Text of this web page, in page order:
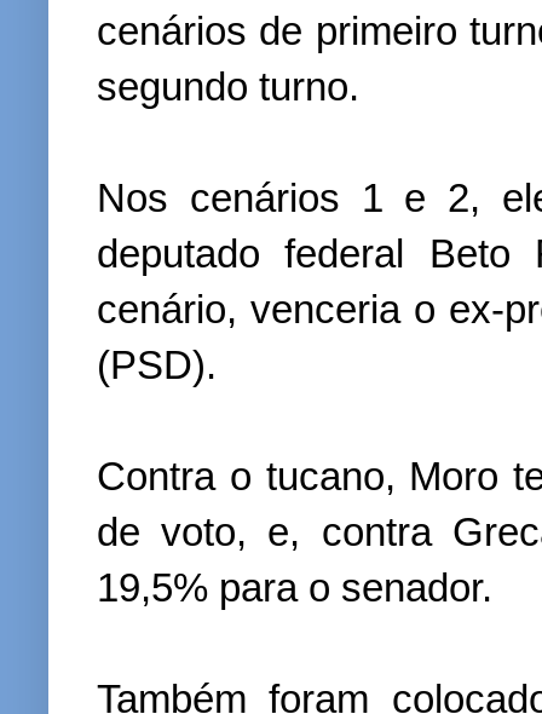
cenários de primeiro
segundo turno.
Nos cenários 1 e 2,
deputado federal
cenário, venceria o ex-
(PSD).
Contra o tucano, Moro
de voto, e, contra
19,5% para o senador.
Também foram